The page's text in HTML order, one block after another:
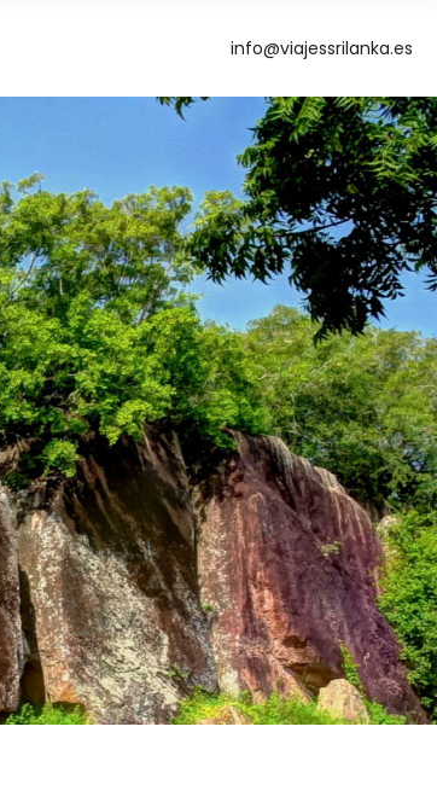
info@viajessrilanka.es